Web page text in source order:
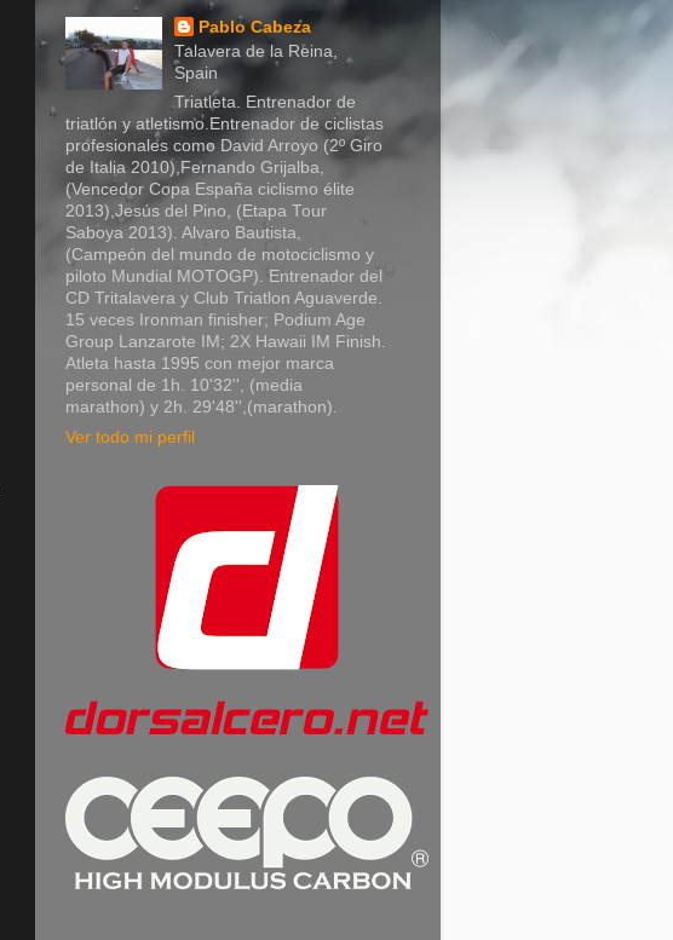
Pablo Cabeza
Talavera de la Reina,
Spain
Triatleta. Entrenador de
triatlón y atletismo.Entrenador de ciclistas
profesionales como David Arroyo (2º Giro
de Italia 2010),Fernando Grijalba,
(Vencedor Copa España ciclismo élite
2013),Jesús del Pino, (Etapa Tour
Saboya 2013). Alvaro Bautista,
(Campeón del mundo de motociclismo y
piloto Mundial MOTOGP). Entrenador del
CD Tritalavera y Club Triatlon Aguaverde.
15 veces Ironman finisher; Podium Age
Group Lanzarote IM; 2X Hawaii IM Finish.
Atleta hasta 1995 con mejor marca
personal de 1h. 10'32'', (media
marathon) y 2h. 29'48'',(marathon).
Ver todo mi perfil